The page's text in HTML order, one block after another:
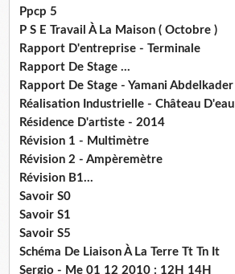
Ppcp 5
P S E Travail À La Maison ( Octobre )
Rapport D'entreprise - Terminale
Rapport De Stage ...
Rapport De Stage - Yamani Abdelkader
Réalisation Industrielle - Château D'eau
Résidence D'artiste - 2014
Révision 1 - Multimètre
Révision 2 - Ampèremètre
Révision B1...
Savoir S0
Savoir S1
Savoir S5
Schéma De Liaison À La Terre Tt Tn It
Sergio - Me 01 12 2010 : 12H 14H